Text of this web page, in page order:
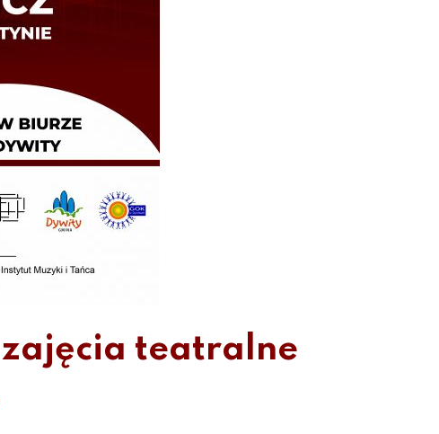
zajęcia teatralne